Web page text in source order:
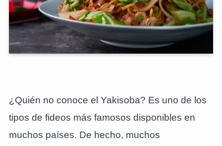
¿Quién no conoce el Yakisoba? Es uno de los
tipos de fideos más famosos disponibles en
muchos países. De hecho, muchos